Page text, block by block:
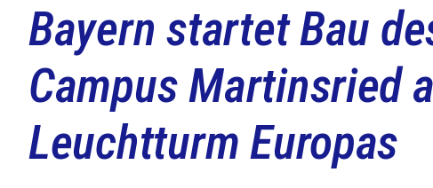
Bayern startet Bau
Campus Martinsried
Leuchtturm Europas